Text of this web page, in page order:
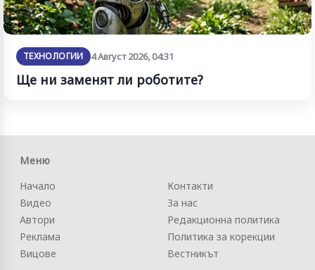
ТЕХНОЛОГИИ 4 Август 2026, 04:31
Ще ни заменят ли роботите?
Меню
Начало
Видео
Автори
Реклама
Вицове
Контакти
За нас
Редакционна политика
Политика за корекции
Вестникът